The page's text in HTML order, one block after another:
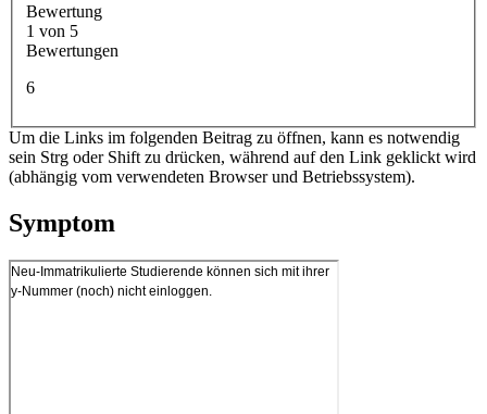
Bewertung
1 von 5
Bewertungen
6
Um die Links im folgenden Beitrag zu öffnen, kann es notwendig
sein Strg oder Shift zu drücken, während auf den Link geklickt wird
(abhängig vom verwendeten Browser und Betriebssystem).
Symptom